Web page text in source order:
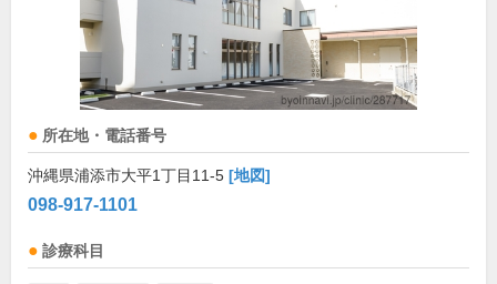
所在地・電話番号
沖縄県浦添市大平1丁目11-5 [地図]
098-917-1101
診療科目